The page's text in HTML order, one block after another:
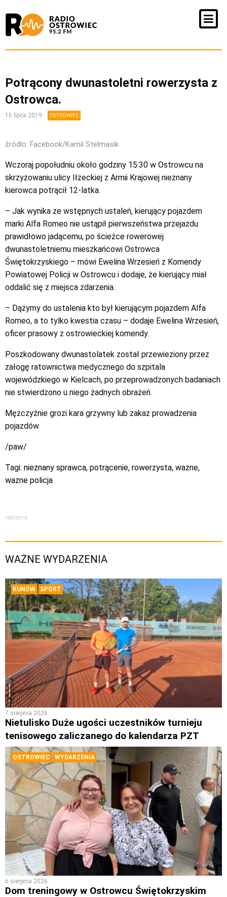
Potrącony dwunastoletni rowerzysta z
Ostrowca.
16 lipca 2019 OSTROWIEC
źródło: Facebook/Kamil Stelmasik
Wczoraj popołudniu około godziny 15:30 w Ostrowcu na
skrzyżowaniu ulicy Iłżeckiej z Armii Krajowej nieznany
kierowca potrącił 12-latka.
– Jak wynika ze wstępnych ustaleń, kierujący pojazdem
marki Alfa Romeo nie ustąpił pierwszeństwa przejazdu
prawidłowo jadącemu, po ścieżce rowerowej
dwunastoletniemu mieszkańcowi Ostrowca
Świętokrzyskiego – mówi Ewelina Wrzesień z Komendy
Powiatowej Policji w Ostrowcu i dodaje, że kierujący miał
oddalić się z miejsca zdarzenia.
– Dążymy do ustalenia kto był kierującym pojazdem Alfa
Romeo, a to tylko kwestia czasu – dodaje Ewelina Wrzesień,
oficer prasowy z ostrowieckiej komendy.
Poszkodowany dwunastolatek został przewieziony przez
załogę ratownictwa medycznego do szpitala
wojewódzkiego w Kielcach, po przeprowadzonych badaniach
nie stwierdzono u niego żadnych obrażeń.
Mężczyźnie grozi kara grzywny lub zakaz prowadzenia
pojazdów.
/paw/
Tagi: nieznany sprawca, potrącenie, rowerzysta, wazne,
wazne policja
reklama
WAŻNE WYDARZENIA
KUNÓW SPORT
7 sierpnia 2026
Nietulisko Duże ugości uczestników turnieju
tenisowego zaliczanego do kalendarza PZT
OSTROWIEC WYDARZENIA
6 sierpnia 2026
Dom treningowy w Ostrowcu Świętokrzyskim